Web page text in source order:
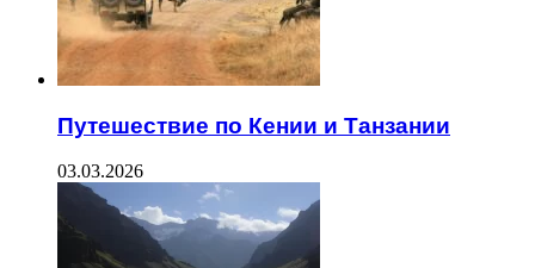
Путешествие по Кении и Танзании
03.03.2026